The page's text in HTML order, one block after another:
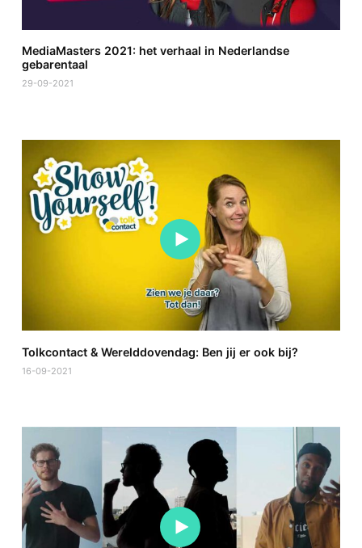
MediaMasters 2021: het verhaal in Nederlandse
gebarentaal
29-09-2021
Tolkcontact & Werelddovendag: Ben jij er ook bij?
16-09-2021